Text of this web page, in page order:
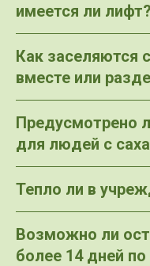
имеется ли лифт?
Как заселяются
вместе или
Предусмотрено
для людей с
Тепло ли в
Возможно ли
более 14 дней